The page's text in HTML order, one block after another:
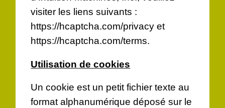
visiter les liens suivants :
https://hcaptcha.com/privacy et
https://hcaptcha.com/terms.
Utilisation de cookies
Un cookie est un petit fichier texte au
format alphanumérique déposé sur le